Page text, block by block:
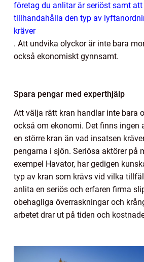
företag du anlitar är seriöst samt att
tillhandahålla den typ av
kräver
. Att undvika olyckor är inte bara
också ekonomiskt gynnsamt.
Spara pengar med experthjälp
Att välja rätt kran handlar inte bara
också om ekonomi. Det finns ingen
en större kran än vad insatsen
pengarna i sjön. Seriösa aktörer på
exempel Havator, har gedigen
typ av kran som krävs vid vilka
anlita en seriös och erfaren firma
obehagliga överraskningar och
arbetet drar ut på tiden och